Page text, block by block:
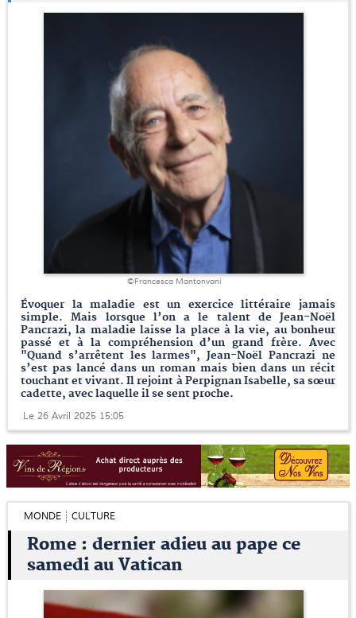
©Francesca Mantonvani
Évoquer la maladie est un exercice littéraire jamais
simple. Mais lorsque l’on a le talent de Jean-Noël
Pancrazi, la maladie laisse la place à la vie, au bonheur
passé et à la compréhension d’un grand frère. Avec
"Quand s’arrêtent les larmes", Jean-Noël Pancrazi ne
s’est pas lancé dans un roman mais bien dans un récit
touchant et vivant. Il rejoint à Perpignan Isabelle, sa sœur
cadette, avec laquelle il se sent proche.
Le 26 Avril 2025 15:05
MONDE CULTURE
Rome : dernier adieu au pape ce
samedi au Vatican